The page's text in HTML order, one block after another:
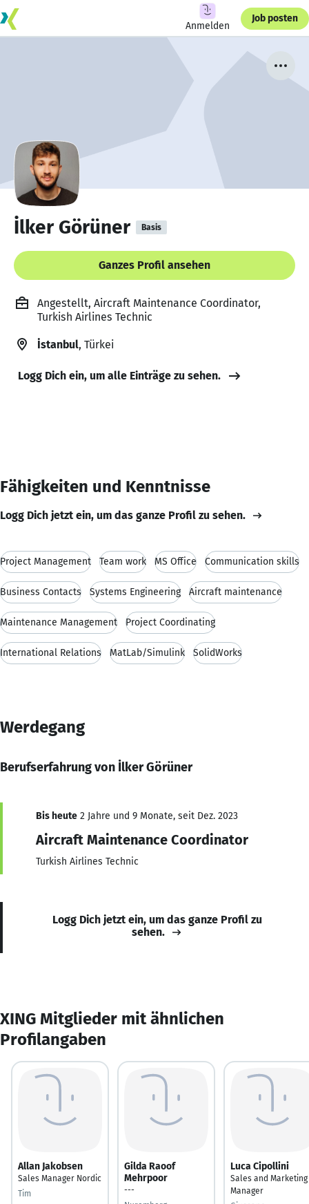
Anmelden
Job posten
İlker Görüner Basis
Ganzes Profil ansehen
Angestellt, Aircraft Maintenance Coordinator,
Turkish Airlines Technic
İstanbul, Türkei
Logg Dich ein, um alle Einträge zu sehen.
Fähigkeiten und Kenntnisse
Logg Dich jetzt ein, um das ganze Profil zu sehen.
Project Management Team work MS Office Communication skills
Business Contacts Systems Engineering Aircraft maintenance
Maintenance Management Project Coordinating
International Relations MatLab/Simulink SolidWorks
Werdegang
Berufserfahrung von İlker Görüner
Bis heute 2 Jahre und 9 Monate, seit Dez. 2023
Aircraft Maintenance Coordinator
Turkish Airlines Technic
Logg Dich jetzt ein, um das ganze Profil zu
sehen.
XING Mitglieder mit ähnlichen
Profilangaben
Allan Jakobsen
Sales Manager Nordic
Tim
Gilda Raoof
Mehrpoor
---
Luca Cipollini
Sales and Marketing
Manager